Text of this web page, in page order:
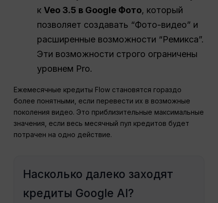
кVeo 3.5 в Google Фото, который
позволяет создавать “Фото-видео” и
расширенные возможности “Ремикса”.
Эти возможности строго ограничены
уровнем Pro.
Ежемесячные кредиты Flow становятся гораздо
более понятными, если перевести их в возможные
поколения видео. Это приблизительные максимальные
значения, если весь месячный пул кредитов будет
потрачен на одно действие.
Насколько далеко заходят
кредиты Google AI?